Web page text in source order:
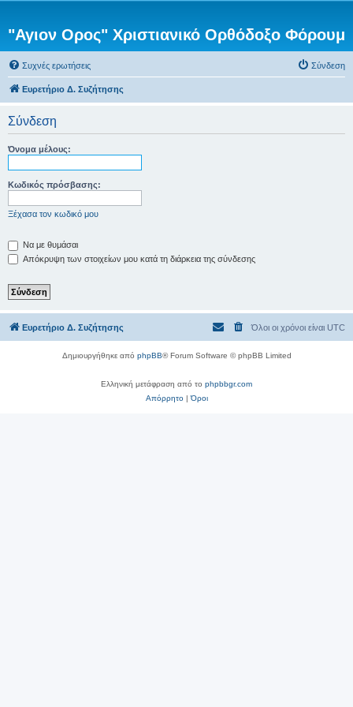
"Αγιον Ορος" Χριστιανικό Ορθόδοξο Φόρουμ
Συχνές ερωτήσεις Σύνδεση
Ευρετήριο Δ. Συζήτησης
Σύνδεση
Όνομα μέλους:
Κωδικός πρόσβασης:
Ξέχασα τον κωδικό μου
Να με θυμάσαι
Απόκρυψη των στοιχείων μου κατά τη διάρκεια της σύνδεσης
Ευρετήριο Δ. Συζήτησης Όλοι οι χρόνοι είναι UTC
Δημιουργήθηκε από phpBB® Forum Software © phpBB Limited
Ελληνική μετάφραση από το phpbbgr.com
Απόρρητο|Όροι